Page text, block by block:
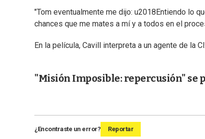
"Tom eventualmente me dijo: u2018Entiendo lo
chances que me mates a mí y a todos en el
En la película, Cavill interpreta a un agente de la
"Misión Imposible: repercusión" se
¿Encontraste un error? Reportar